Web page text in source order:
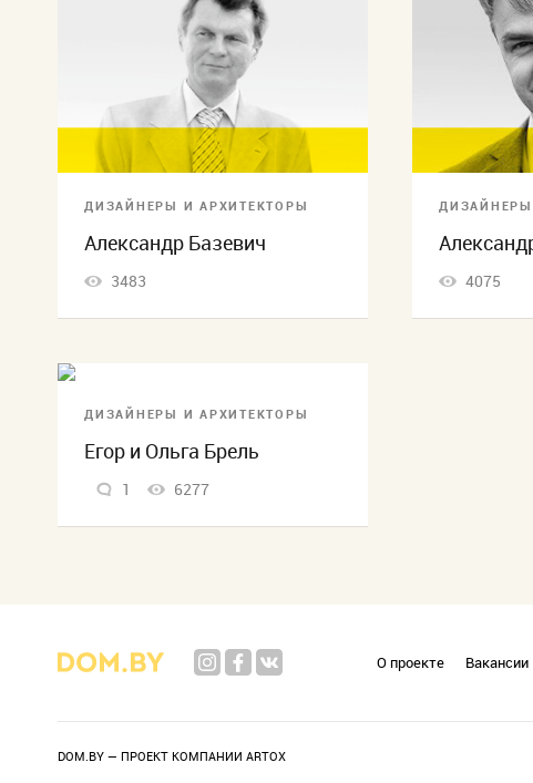
ДИЗАЙНЕРЫ И АРХИТЕКТОРЫ
Александр Базевич
3483 4075
ДИЗАЙНЕРЫ И АРХИТЕКТОРЫ
Егор и Ольга Брель
1 6277
О проекте Вакансии
DOM.BY — ПРОЕКТ КОМПАНИИ ARTOX